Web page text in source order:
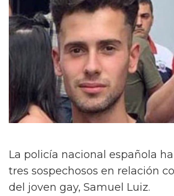
La policía nacional española
tres sospechosos en relación
del joven gay, Samuel Luiz.